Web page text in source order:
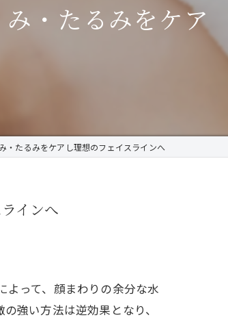
粧品 ・たるみをケア
・たるみをケアし理想のフェイスラインへ
インへ
って、顔まわりの余分な水
強い方法は逆効果となり、